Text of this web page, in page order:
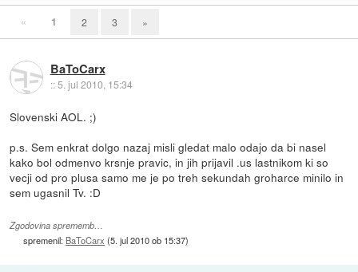
« 1 2 3 »
BaToCarx
::5. jul 2010, 15:34
Slovenski AOL. ;)
p.s. Sem enkrat dolgo nazaj misli gledat malo odajo da bi nasel
kako bol odmenvo krsnje pravic, in jih prijavil .us lastnikom ki so
vecji od pro plusa samo me je po treh sekundah groharce minilo in
sem ugasnil Tv. :D
Zgodovina sprememb…
spremenil: BaToCarx (5. jul 2010 ob 15:37)